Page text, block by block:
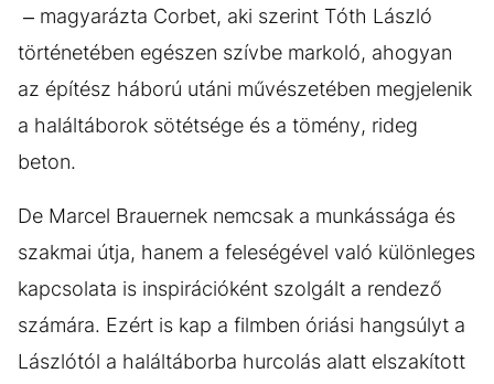
– magyarázta Corbet, aki szerint Tóth László
történetében egészen szívbe markoló, ahogyan
az építész háború utáni művészetében megjelenik
a haláltáborok sötétsége és a tömény, rideg
beton.
De Marcel Brauernek nemcsak a munkássága és
szakmai útja, hanem a feleségével való különleges
kapcsolata is inspirációként szolgált a rendező
számára. Ezért is kap a filmben óriási hangsúlyt a
Lászlótól a haláltáborba hurcolás alatt elszakított